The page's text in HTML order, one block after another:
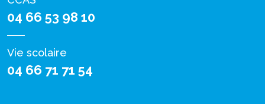
04 66 53 98 10
Vie scolaire
04 66 71 71 54